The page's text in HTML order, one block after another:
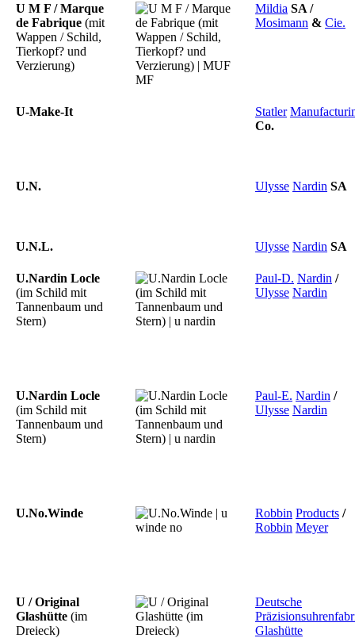
U M F / Marque
de Fabrique (mit
Wappen / Schild,
Tierkopf? und
Verzierung)
Mildia SA /
Mosimann & Cie.
U-Make-It Statler
Co.
U.N. Ulysse Nardin SA
U.N.L. Ulysse Nardin SA
U.Nardin Locle
(im Schild mit
Tannenbaum und
Stern)
Paul-D. Nardin /
Ulysse Nardin
U.Nardin Locle
(im Schild mit
Tannenbaum und
Stern)
Paul-E. Nardin /
Ulysse Nardin
U.No.Winde Robbin Products /
Robbin Meyer
U / Original
Glashütte (im
Dreieck)
Deutsche
Glashütte